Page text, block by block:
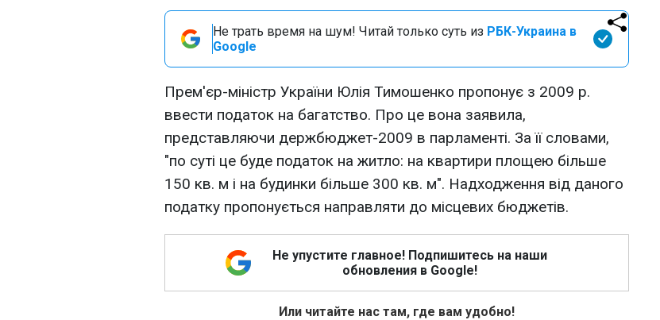
Не трать время на шум! Читай только суть из РБК-Украина в
Google
Прем'єр-міністр України Юлія Тимошенко пропонує з 2009 р.
ввести податок на багатство. Про це вона заявила,
представляючи держбюджет-2009 в парламенті. За її словами,
"по суті це буде податок на житло: на квартири площею більше
150 кв. м і на будинки більше 300 кв. м". Надходження від даного
податку пропонується направляти до місцевих бюджетів.
Не упустите главное! Подпишитесь на наши
обновления в Google!
Или читайте нас там, где вам удобно!